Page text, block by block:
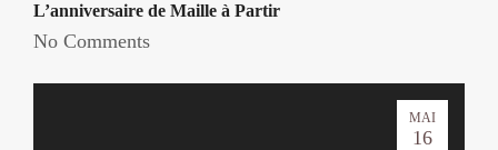
L’anniversaire de Maille à Partir
No Comments
MAI
16